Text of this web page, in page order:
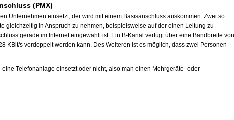
(PMX)
Unternehmen einsetzt, der wird mit einem Basisanschluss auskommen. Zwei so
gleichzeitig in Anspruch zu nehmen, beispielsweise auf der einen Leitung zu
gerade im Internet eingewählt ist. Ein B-Kanal verfügt über eine Bandbreite von
KBit/s verdoppelt werden kann. Des Weiteren ist es möglich, dass zwei Personen
Telefonanlage einsetzt oder nicht, also man einen Mehrgeräte- oder